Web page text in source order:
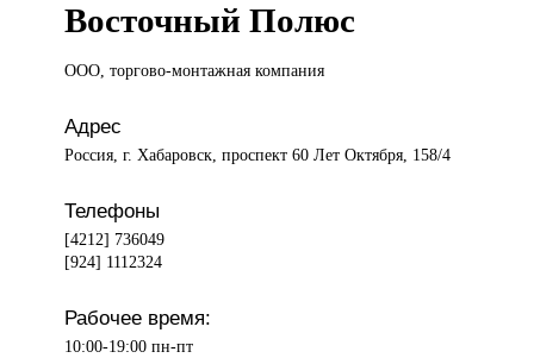
Восточный Полюс
ООО, торгово-монтажнаякомпания
Адрес
Россия, г. Хабаровск, проспект 60 Лет Октября, 158/4
Телефоны
[4212] 736049
[924] 1112324
Рабочее время:
10:00-19:00 пн-пт